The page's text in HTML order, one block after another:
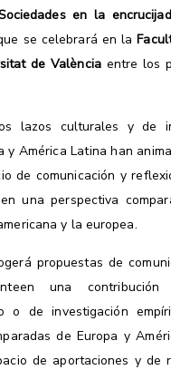
en la
se celebrará en la
de Valènciaentre los
lazos culturales y de
y América Latina han
de comunicación y
una perspectiva
y la europea.
propuestas de
una
o de investigación
de Europa y
de aportaciones y de